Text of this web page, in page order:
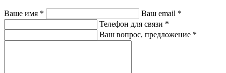
Ваше имя * Ваш email *
Телефон для связи *
Ваш вопрос, предложение *